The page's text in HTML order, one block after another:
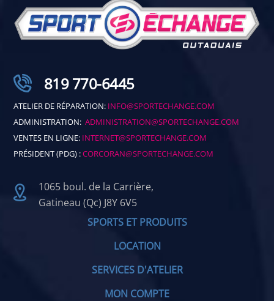
819 770-6445
ATELIER DE RÉPARATION: INFO@SPORTECHANGE.COM
ADMINISTRATION:ADMINISTRATION@SPORTECHANGE.COM
VENTES EN LIGNE: INTERNET@SPORTECHANGE.COM
PRÉSIDENT (PDG) :CORCORAN@SPORTECHANGE.COM
1065 boul. de la Carrière,
Gatineau (Qc) J8Y 6V5
SPORTS ET PRODUITS
LOCATION
SERVICES D'ATELIER
MON COMPTE